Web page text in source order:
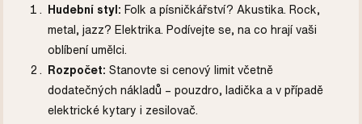
Hudební styl: Folk a písničkářství? Akustika. Rock,
metal, jazz? Elektrika. Podívejte se, na co hrají vaši
oblíbení umělci.
Rozpočet: Stanovte si cenový limit včetně
dodatečných nákladů – pouzdro, ladička a v případě
elektrické kytary i zesilovač.